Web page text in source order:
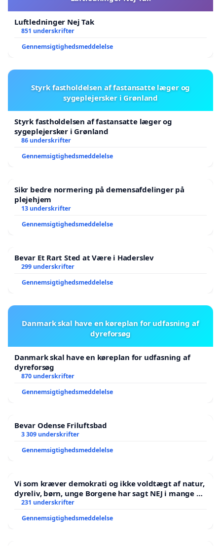
hvor ingen privatperson kan udgive sig for at være
landets stemme uden demokratisk mandat.
Underskrifter afleveres samlet til Naalakkersuisut.
Borger i Grønland
Luftledninger Nej Tak
851 underskrifter
Gennemsigtighedsmeddelelse
Styrk fastholdelsen af fastansatte læger og
sygeplejersker i Grønland
Styrk fastholdelsen af fastansatte læger og
sygeplejersker i Grønland
86 underskrifter
Gennemsigtighedsmeddelelse
Sikr bedre normering på demensafdelinger på
plejehjem
13 underskrifter
Gennemsigtighedsmeddelelse
Bevar Et Rart Sted at Være i Haderslev
299 underskrifter
Gennemsigtighedsmeddelelse
Danmark skal have en køreplan for udfasning af
dyreforsøg
Danmark skal have en køreplan for udfasning af
dyreforsøg
870 underskrifter
Gennemsigtighedsmeddelelse
Bevar Odense Friluftsbad
3 309 underskrifter
Gennemsigtighedsmeddelelse
Vi som kræver demokrati og ikke voldtægt af natur,
dyreliv, børn, unge Borgene har sagt NEJ i mange år.
Der er
231 underskrifter
Gennemsigtighedsmeddelelse